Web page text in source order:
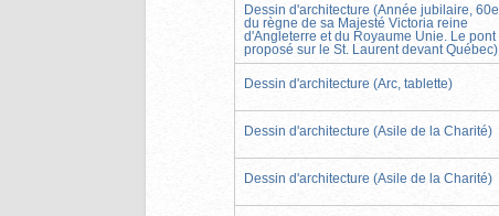
Dessin d'architecture (Année jubilaire, 60e
du règne de sa Majesté Victoria reine
d'Angleterre et du Royaume Unie. Le pont
proposé sur le St. Laurent devant Québec)
Dessin d'architecture (Arc, tablette)
Dessin d'architecture (Asile de la Charité)
Dessin d'architecture (Asile de la Charité)